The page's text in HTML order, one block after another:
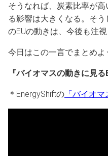
そうなれば、炭素比率が
る影響は大きくなる。そ
のEUの動きは、今後も注
今日はこの一言でまとめよ
『バイオマスの動きに見
＊EnergyShiftの 「バイオ